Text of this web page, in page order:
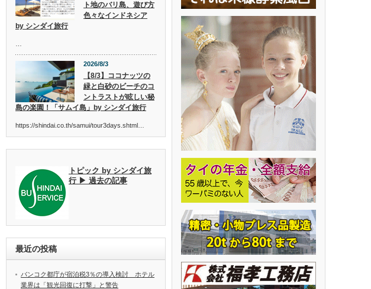
ト地のバリ島、遊び方
色々なインドネシア
by シンダイ旅行
2026/8/3
【8/3】ココナッツの
緑と白砂のビーチのコ
ントラストが眩しい秘
島の楽園！「サムイ島」by シンダイ旅行
https://shindai.co.th/samui/tour3days.shtml…
トピック by シンダイ旅
行 ▶ 過去の記事
最近の投稿
バンコク都庁が宿泊税3％の導入検討 ホテル
業界は「観光回復に打撃」と警告